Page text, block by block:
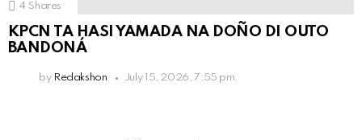
4 Shares
KPCN TA HASI YAMADA NA DOÑO DI OUTO
BANDONÁ
by Redakshon July 15, 2026, 7:55 pm